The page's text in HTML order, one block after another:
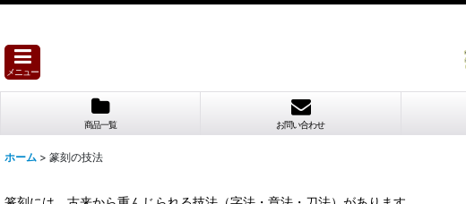
メニュー
商品一覧 お問い合わせ
ホーム > 篆刻の技法